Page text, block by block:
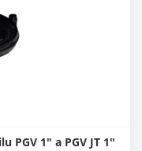
PGV 1" a PGV JT 1"